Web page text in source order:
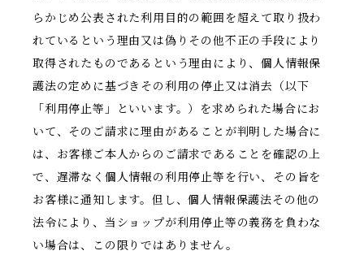
らかじめ公表された利用目的の範囲を超えて取り扱わ
れているという理由又は偽りその他不正の手段により
取得されたものであるという理由により、個人情報保
護法の定めに基づきその利用の停止又は消去（以下
「利用停止等」といいます。）を求められた場合にお
いて、そのご請求に理由があることが判明した場合に
は、お客様ご本人からのご請求であることを確認の上
で、遅滞なく個人情報の利用停止等を行い、その旨を
お客様に通知します。但し、個人情報保護法その他の
法令により、当ショップが利用停止等の義務を負わな
い場合は、この限りではありません。